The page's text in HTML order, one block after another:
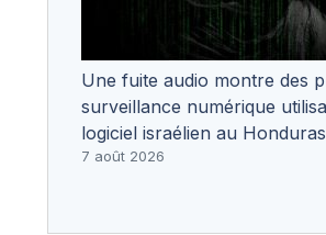
Une fuite audio montre des
surveillance numérique
logiciel israélien au Honduras
7 août 2026